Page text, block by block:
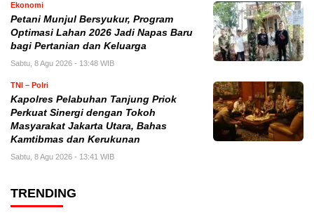
Ekonomi
Petani Munjul Bersyukur, Program
Optimasi Lahan 2026 Jadi Napas Baru
bagi Pertanian dan Keluarga
Sabtu, 8 Agu 2026 - 13:48 WIB
TNI – Polri
Kapolres Pelabuhan Tanjung Priok
Perkuat Sinergi dengan Tokoh
Masyarakat Jakarta Utara, Bahas
Kamtibmas dan Kerukunan
Sabtu, 8 Agu 2026 - 13:41 WIB
TRENDING